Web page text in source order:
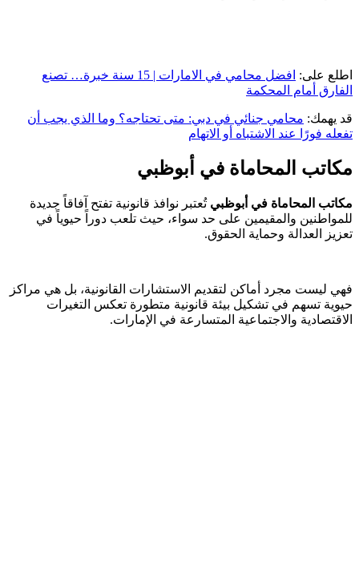
اطلع على:
افضل محامي في الامارات | 15 سنة خبرة… تصنع
الفارق أمام المحكمة
قد يهمك: محامي جنائي في دبي: متى تحتاجه؟ وما الذي يجب أن
تفعله فورًا عند الاشتباه أو الاتهام
مكاتب المحاماة في أبوظبي
مكاتب المحاماة في أبوظبي تُعتبر نوافذ قانونية تفتح آفاقاً جديدة
للمواطنين والمقيمين على حد سواء، حيث تلعب دوراً حيوياً في
تعزيز العدالة وحماية الحقوق.
فهي ليست مجرد أماكن لتقديم الاستشارات القانونية، بل هي مراكز
حيوية تسهم في تشكيل بيئة قانونية متطورة تعكس التغيرات
الاقتصادية والاجتماعية المتسارعة في الإمارات.